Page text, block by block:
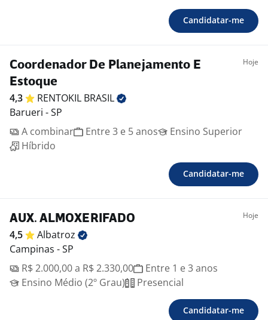
Candidatar-me
Coordenador De Planejamento E
Estoque
Hoje
4,3 RENTOKIL BRASIL
Barueri - SP
A combinar
Entre 3 e 5 anos
Ensino Superior
Híbrido
Candidatar-me
AUX. ALMOXERIFADO Hoje
4,5
Albatroz
Campinas - SP
R$ 2.000,00 a R$ 2.330,00
Entre 1 e 3 anos
Ensino Médio (2º Grau)
Presencial
Candidatar-me